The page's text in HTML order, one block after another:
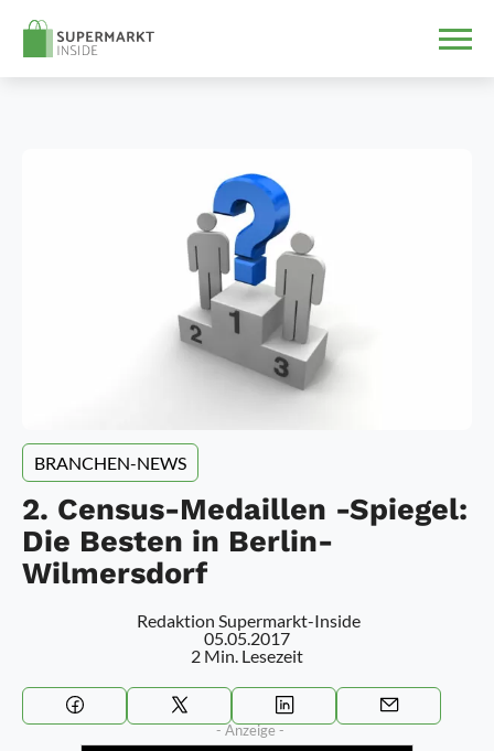
BRANCHEN-NEWS
2. Census-Medaillen -Spiegel:
Die Besten in Berlin-
Wilmersdorf
Redaktion Supermarkt-Inside
05.05.2017
2 Min. Lesezeit